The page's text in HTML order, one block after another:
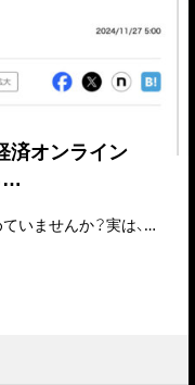
済オンライン
…
「関節の痛み＝年齢のせい」とあきらめていませんか？実は、関節の痛みの原因は「軟骨のすり減り」だけ…